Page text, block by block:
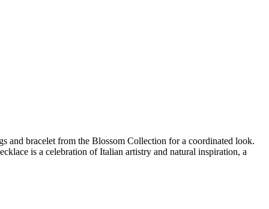
and bracelet from the Blossom Collection for a coordinated look.
is a celebration of Italian artistry and natural inspiration, a